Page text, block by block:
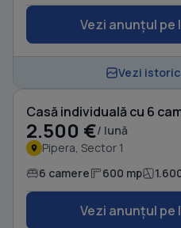
Vezi anunțul pe
Vezi
2.500 €/ lună
Pipera, Sector 1
6 camere 600 mp
Vezi anunțul pe